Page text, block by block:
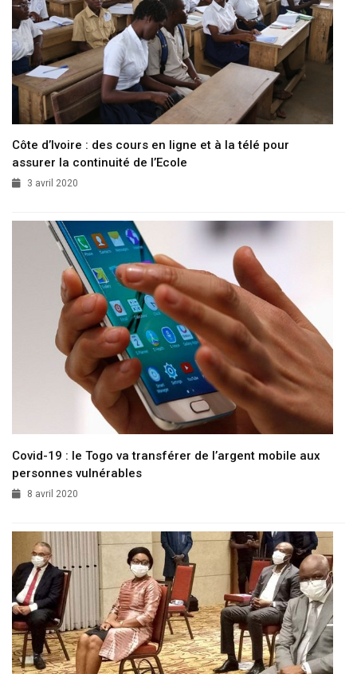
Côte d’Ivoire : des cours en ligne et à la télé pour
assurer la continuité de l’Ecole
3 avril 2020
Covid-19 : le Togo va transférer de l’argent mobile aux
personnes vulnérables
8 avril 2020